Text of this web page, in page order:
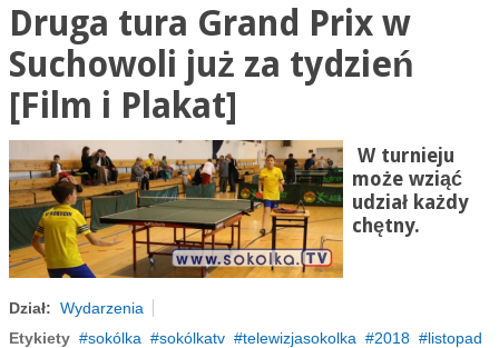
Druga tura Grand Prix w
Suchowoli już za tydzień
[Film i Plakat]
W turnieju
może wziąć
udział każdy
chętny.
Dział: Wydarzenia
Etykiety
sokólka sokólkatv telewizjasokolka 2018
listopad